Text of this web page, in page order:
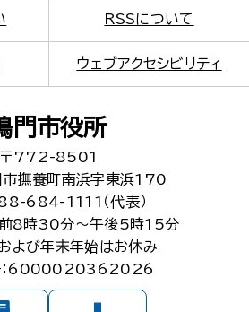
RSSについて
ウェブアクセシビリティ
門市役所
〒772-8501
市撫養町南浜字東浜170
684-1111（代表）
前8時30分～午後5時15分
よび年末年始はお休み
：6000020362026